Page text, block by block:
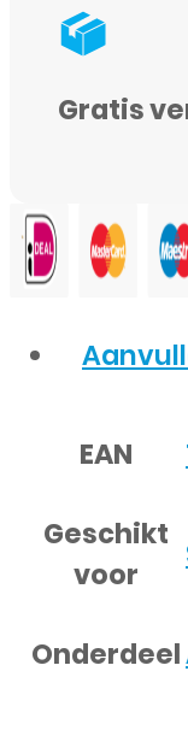
Gratis
EAN
Geschikt
voor
Onderdeel